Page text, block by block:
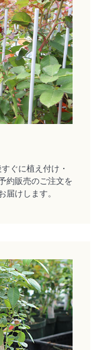
ぐに植え付け・
約販売のご注文を
届けします。